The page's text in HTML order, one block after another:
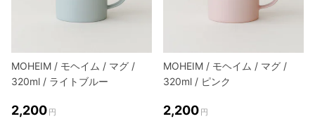
MOHEIM / モヘイム / マグ /
320ml / ライトブルー
2,200 円
MOHEIM / モヘイム / マグ /
320ml / ピンク
2,200 円